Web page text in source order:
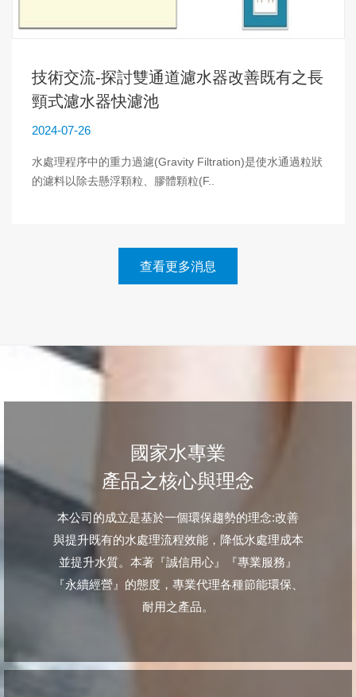
技術交流-探討雙通道濾水器改善既有之長
頸式濾水器快濾池
2024-07-26
水處理程序中的重力過濾(Gravity Filtration)是使水通過粒狀
的濾料以除去懸浮顆粒、膠體顆粒(F..
查看更多消息
國家水專業
產品之核心與理念
本公司的成立是基於一個環保趨勢的理念:改善
與提升既有的水處理流程效能，降低水處理成本
並提升水質。本著『誠信用心』『專業服務』
『永續經營』的態度，專業代理各種節能環保、
耐用之產品。